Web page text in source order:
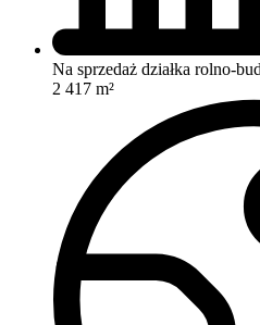
Na sprzedaż działka rolno-
2 417 m²